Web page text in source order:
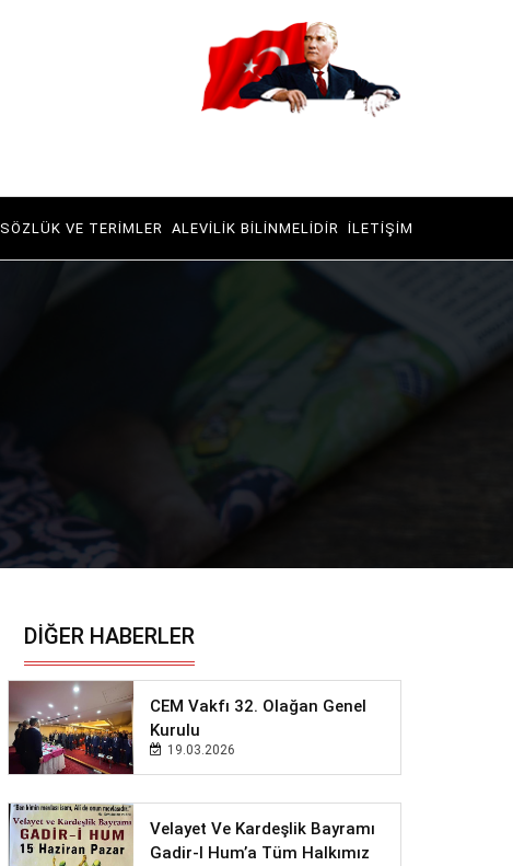
VE TERIMLER ALEVILIK BILINMELIDIR İLETIŞIM
DIĞER HABERLER
CEM Vakfı 32. Olağan Genel
Kurulu
19.03.2026
Velayet Ve Kardeşlik Bayramı
Gadir-I Hum’a Tüm Halkımız